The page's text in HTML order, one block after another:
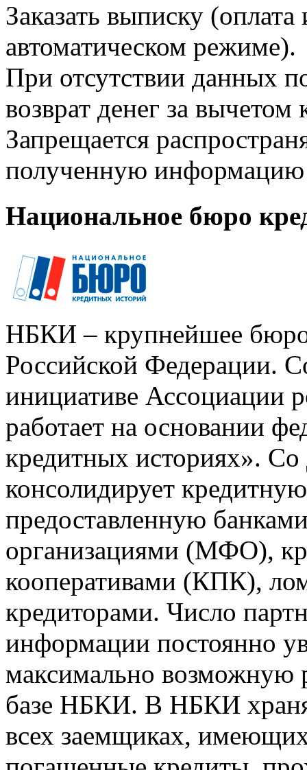
Заказать выписку
автоматическом режиме).
При отсутствии данных
возврат денег за
Запрещается
полученную информацию
Национальное бюро
НБКИ – крупнейшее
Российской Федерации.
инициативе Ассоциации
работает на основании
кредитных историях».
консолидирует
предоставленную
организациями (МФО),
кооперативами (КПК),
кредиторами. Число
информации постоянно
максимально возможную
базе НБКИ. В НБКИ
всех заемщиках,